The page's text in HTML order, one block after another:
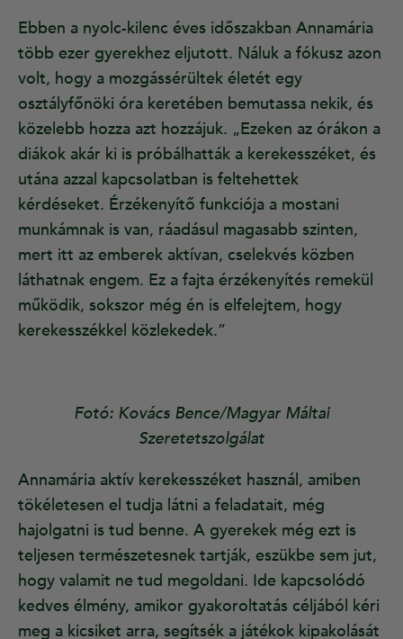
Ebben a nyolc-kilenc éves időszakban Annamária
több ezer gyerekhez eljutott. Náluk a fókusz azon
volt, hogy a mozgássérültek életét egy
osztályfőnöki óra keretében bemutassa nekik, és
közelebb hozza azt hozzájuk. „Ezeken az órákon a
diákok akár ki is próbálhatták a kerekesszéket, és
utána azzal kapcsolatban is feltehettek
kérdéseket. Érzékenyítő funkciója a mostani
munkámnak is van, ráadásul magasabb szinten,
mert itt az emberek aktívan, cselekvés közben
láthatnak engem. Ez a fajta érzékenyítés remekül
működik, sokszor még én is elfelejtem, hogy
kerekesszékkel közlekedek.”
Fotó: Kovács Bence/Magyar Máltai
Szeretetszolgálat
Annamária aktív kerekesszéket használ, amiben
tökéletesen el tudja látni a feladatait, még
hajolgatni is tud benne. A gyerekek még ezt is
teljesen természetesnek tartják, eszükbe sem jut,
hogy valamit ne tud megoldani. Ide kapcsolódó
kedves élmény, amikor gyakoroltatás céljából kéri
meg a kicsiket arra, segítsék a játékok kipakolását